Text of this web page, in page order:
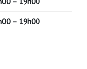
– 19h00